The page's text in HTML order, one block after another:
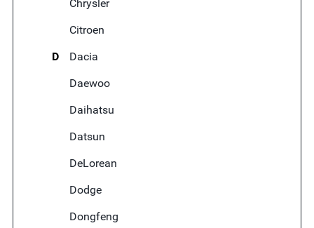
Chrysler
Citroen
D
Dacia
Daewoo
Daihatsu
Datsun
DeLorean
Dodge
Dongfeng